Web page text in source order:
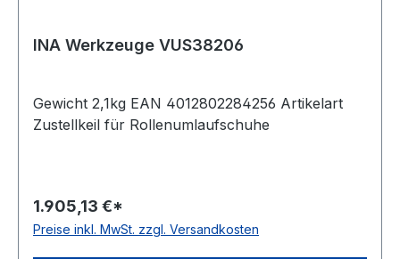
INA Werkzeuge VUS38206
Gewicht 2,1kg EAN 4012802284256 Artikelart
Zustellkeil für Rollenumlaufschuhe
1.905,13 €*
Preise inkl. MwSt. zzgl. Versandkosten